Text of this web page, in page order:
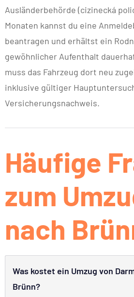
Ausländerbehörde (cizinecká
Monaten kannst du eine
beantragen und erhältst ein
gewöhnlicher Aufenthalt
muss das Fahrzeug dort neu
inklusive gültiger
Versicherungsnachweis.
Häufige
zum
nach
Was kostet ein Umzug von
Brünn?